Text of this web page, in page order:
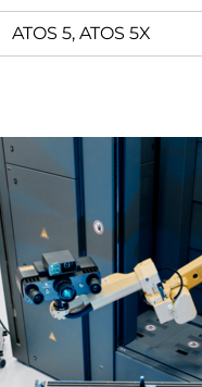
ATOS 5, ATOS 5X